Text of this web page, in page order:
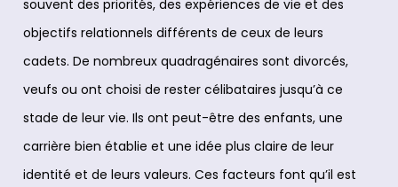
souvent des priorités, des expériences de vie et des
objectifs relationnels différents de ceux de leurs
cadets. De nombreux quadragénaires sont divorcés,
veufs ou ont choisi de rester célibataires jusqu’à ce
stade de leur vie. Ils ont peut-être des enfants, une
carrière bien établie et une idée plus claire de leur
identité et de leurs valeurs. Ces facteurs font qu’il est